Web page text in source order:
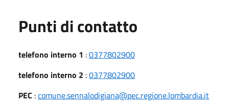
Punti di contatto
telefono interno 1 :0377802900
telefono interno 2 :0377802900
PEC :comune.sennalodigiana@pec.regione.lombardia.it